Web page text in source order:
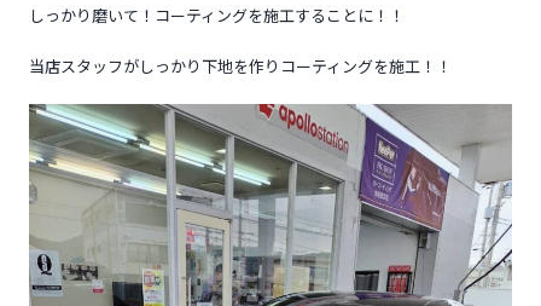
しっかり磨いて！コーティングを施工することに！！
当店スタッフがしっかり下地を作りコーティングを施工！！